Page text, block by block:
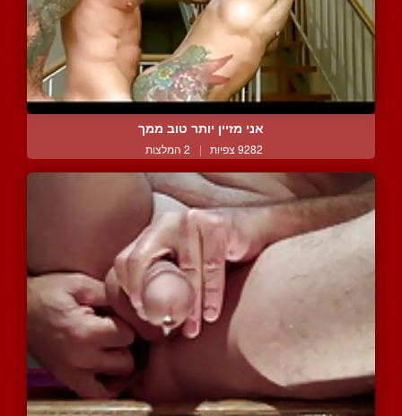
אני מזיין יותר טוב ממך
9282 צפיות | 2 המלצות